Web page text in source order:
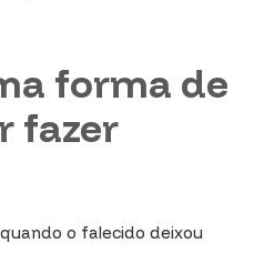
forma de
fazer
o falecido deixou